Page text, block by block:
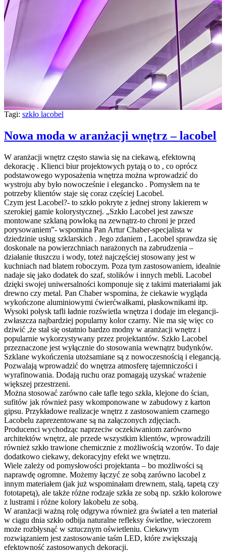
Tagi: szkło lacobel
Nowa moda w aranżacji wnętrz – lacobel
W aranżacji wnętrz często stawia się na ciekawą, efektowną
dekorację . Klienci biur projektowych pytają o to , co oprócz
podstawowego wyposażenia wnętrza można wprowadzić do
wystroju aby było nowocześnie i elegancko . Pomysłem na te
potrzeby klientów staje się coraz częściej Lacobel.
Czym jest Lacobel?- to szkło pokryte z jednej strony lakierem w
szerokiej gamie kolorystycznej. „Szkło Lacobel jest zawsze
montowane szklaną powłoką na zewnątrz-to chroni je przed
porysowaniem”- wspomina Pan Artur Chaber-specjalista w
dziedzinie usług szklarskich . Jego zdaniem , Lacobel sprawdza się
doskonale na powierzchniach narażonych na zabrudzenia –
działanie tłuszczu i wody, toteż najczęściej stosowany jest w
kuchniach nad blatem roboczym. Poza tym zastosowaniem, idealnie
nadaje się jako dodatek do szaf, stolików i innych mebli. Lacobel
dzięki swojej uniwersalności komponuje się z takimi materiałami jak
drewno czy metal. Pan Chaber wspomina, że ciekawie wygląda
wykończone aluminiowymi ćwierćwałkami, płaskownikami itp.
Wysoki połysk tafli ładnie rozświetla wnętrza i dodaje im elegancji-
zwłaszcza najbardziej popularny kolor czarny. Nie ma się więc co
dziwić ,że stał się ostatnio bardzo modny w aranżacji wnętrz i
popularnie wykorzystywany przez projektantów. Szkło Lacobel
przeznaczone jest wyłącznie do stosowania wewnątrz budynków.
Szklane wykończenia utożsamiane są z nowoczesnością i elegancją.
Pozwalają wprowadzić do wnętrza atmosferę tajemniczości i
wyrafinowania. Dodają ruchu oraz pomagają uzyskać wrażenie
większej przestrzeni.
Można stosować zarówno całe tafle tego szkła, klejone do ścian,
sufitów jak również pasy wkomponowane w zabudowy z karton
gipsu. Przykładowe realizacje wnętrz z zastosowaniem czarnego
Lacobelu zaprezentowane są na załączonych zdjęciach.
Producenci wychodząc naprzeciw oczekiwaniom zarówno
architektów wnętrz, ale przede wszystkim klientów, wprowadzili
również szkło trawione chemicznie z możliwością wzorów. To daje
dodatkowo ciekawy, dekoracyjny efekt we wnętrzu.
Wiele zależy od pomysłowości projektanta – bo możliwości są
naprawdę ogromne. Możemy łączyć ze sobą zarówno lacobel z
innym materiałem (jak już wspominałam drewnem, stalą, tapetą czy
fototapetą), ale także różne rodzaje szkła ze sobą np. szkło kolorowe
z lustrami i różne kolory lakobelu ze sobą.
W aranżacji ważną rolę odgrywa również gra świateł a ten materiał
w ciągu dnia szkło odbija naturalne refleksy świetlne, wieczorem
może rozbłysnąć w sztucznym oświetleniu. Ciekawym
rozwiązaniem jest zastosowanie taśm LED, które zwiększają
efektowność zastosowanych dekoracji.